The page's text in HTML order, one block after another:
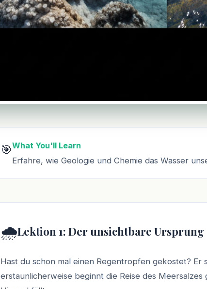
🎯What You'll Learn
Erfahre, wie Geologie und Chemie das Wasser
🌧️Lektion 1: Der unsichtbare Ursprung
Hast du schon mal einen Regentropfen gekostet?
erstaunlicherweise beginnt die Reise des